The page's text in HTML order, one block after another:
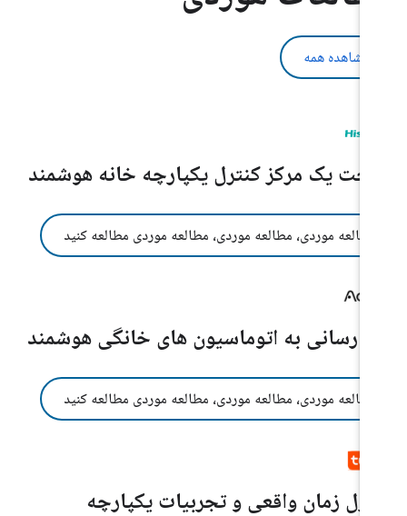
مشاهده همه
یک مرکز کنترل یکپارچه خانه هوشمند
مطالعه موردی، مطالعه موردی، مطالعه موردی مطالعه کنید
رسانی به اتوماسیون های خانگی هوشمند
مطالعه موردی، مطالعه موردی، مطالعه موردی مطالعه کنید
زمان واقعی و تجربیات یکپارچه